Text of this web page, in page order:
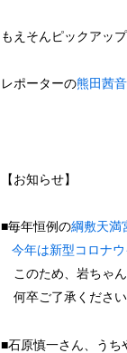
もえそんピックアッ
レポーターの熊田茜
【お知らせ】
■毎年恒例の綱敷天満
今年は新型コロナ
このため、岩ちゃん
何卒ご了承ください
■石原慎一さん、うち